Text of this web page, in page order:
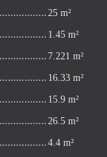
25 m²
1.45 m²
7.221 m²
16.33 m²
15.9 m²
26.5 m²
4.4 m²